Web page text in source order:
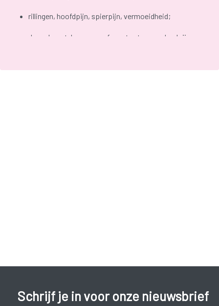
rillingen, hoofdpijn, spierpijn, vermoeidheid;
droge hoest, loopneus of verstopte neus, keelpijn;
Schrijf je in voor onze nieuwsbrief